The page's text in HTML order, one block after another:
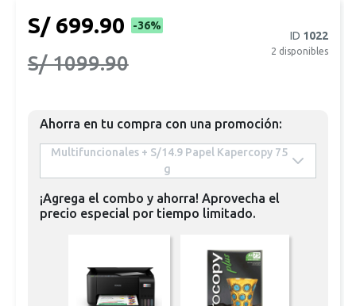
S/ 699.90 -36%
S/ 1099.90
ID 1022
2 disponibles
Ahorra en tu compra con una promoción:
Multifuncionales + S/14.9 Papel Kapercopy 75
¡Agrega el combo y ahorra! Aprovecha el
precio especial por tiempo limitado.